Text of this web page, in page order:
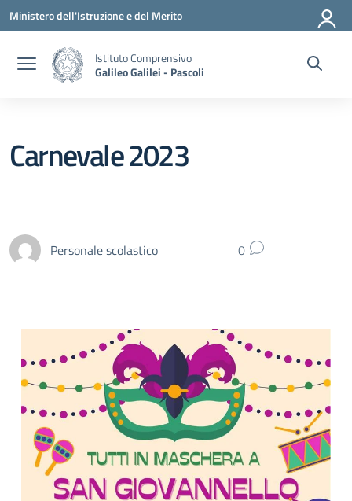
Vai ai contenuti
Vai al menu di navigazione
Vai al footer
Ministero dell'Istruzione e del Merito
Istituto Comprensivo
Galileo Galilei - Pascoli
Carnevale 2023
Personale scolastico 0